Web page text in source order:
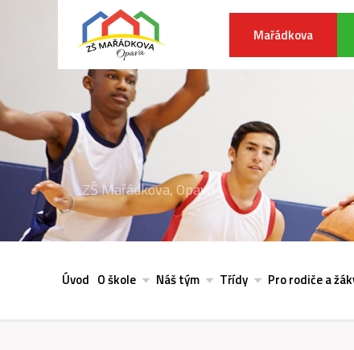
Mařádkova
ZŠ Mařádkova, Opava
Úvod O škole Náš tým Třídy Pro rodiče a